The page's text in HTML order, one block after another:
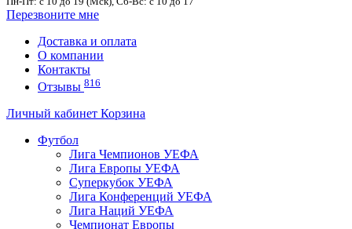
Перезвоните мне
Доставка и оплата
О компании
Контакты
Отзывы 816
Личный кабинет Корзина
Футбол
Лига Чемпионов УЕФА
Лига Европы УЕФА
Суперкубок УЕФА
Лига Конференций УЕФА
Лига Наций УЕФА
Чемпионат Европы